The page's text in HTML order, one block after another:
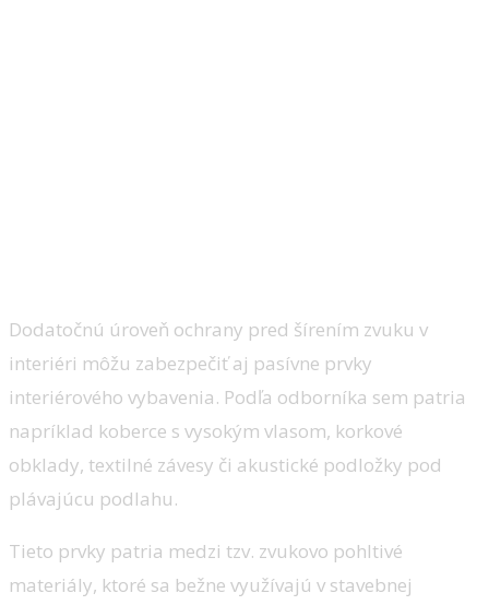
Dodatočnú úroveň ochrany pred šírením zvuku v
interiéri môžu zabezpečiť aj pasívne prvky
interiérového vybavenia. Podľa odborníka sem patria
napríklad koberce s vysokým vlasom, korkové
obklady, textilné závesy či akustické podložky pod
plávajúcu podlahu.
Tieto prvky patria medzi tzv. zvukovo pohltivé
materiály, ktoré sa bežne využívajú v stavebnej